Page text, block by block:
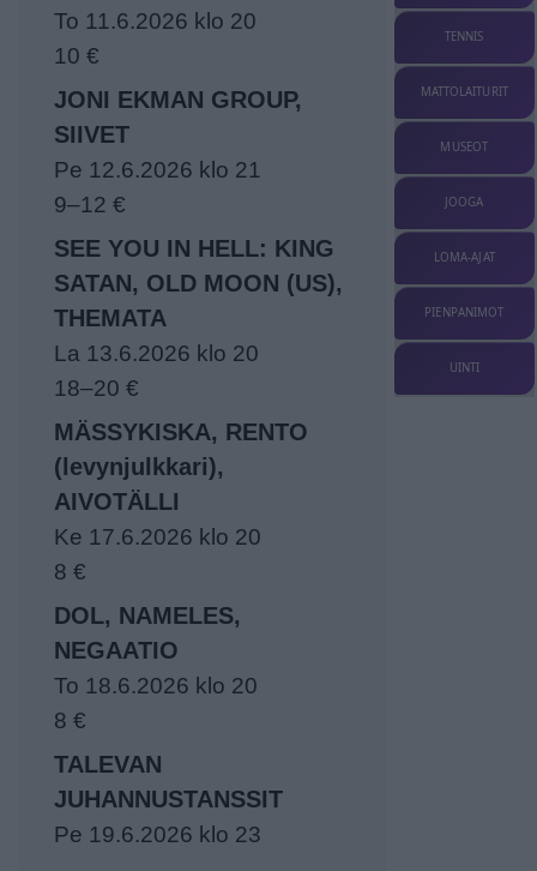
To 11.6.2026 klo 20
10 €
JONI EKMAN GROUP,
SIIVET
Pe 12.6.2026 klo 21
9–12 €
SEE YOU IN HELL: KING
SATAN, OLD MOON (US),
THEMATA
La 13.6.2026 klo 20
18–20 €
MÄSSYKISKA, RENTO
(levynjulkkari),
AIVOTÄLLI
Ke 17.6.2026 klo 20
8 €
DOL, NAMELES,
NEGAATIO
To 18.6.2026 klo 20
8 €
TALEVAN
JUHANNUSTANSSIT
Pe 19.6.2026 klo 23
TENNIS
MATTOLAITURIT
MUSEOT
JOOGA
LOMA-AJAT
PIENPANIMOT
UINTI